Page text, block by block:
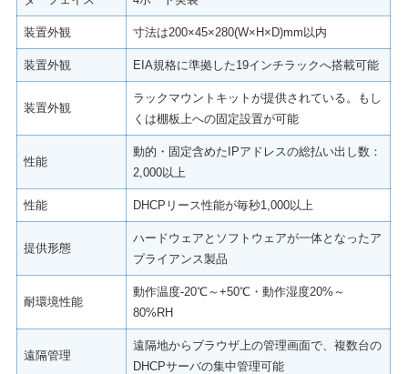
装置外観 寸法は200×45×280(W×H×D)mm以内
装置外観 EIA規格に準拠した19インチラックへ搭載可能
装置外観
ラックマウントキットが提供されている。もし
くは棚板上への固定設置が可能
性能
動的・固定含めたIPアドレスの総払い出し数：
2,000以上
性能 DHCPリース性能が毎秒1,000以上
提供形態
ハードウェアとソフトウェアが一体となったア
プライアンス製品
耐環境性能
動作温度-20℃～+50℃・動作湿度20%～
80%RH
遠隔管理
遠隔地からブラウザ上の管理画面で、複数台の
DHCPサーバの集中管理可能